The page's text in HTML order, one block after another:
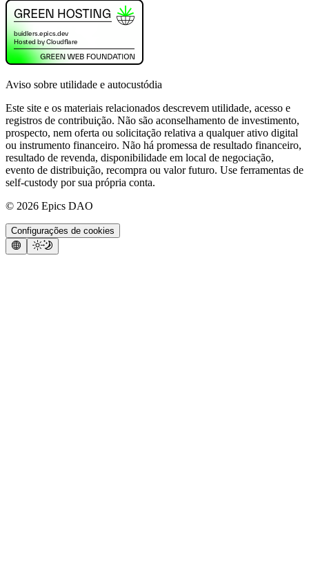
Aviso sobre utilidade e autocustódia
Este site e os materiais relacionados descrevem utilidade, acesso e
registros de contribuição. Não são aconselhamento de investimento,
prospecto, nem oferta ou solicitação relativa a qualquer ativo digital
ou instrumento financeiro. Não há promessa de resultado financeiro,
resultado de revenda, disponibilidade em local de negociação,
evento de distribuição, recompra ou valor futuro. Use ferramentas de
self-custody por sua própria conta.
© 2026 Epics DAO
Configurações de cookies